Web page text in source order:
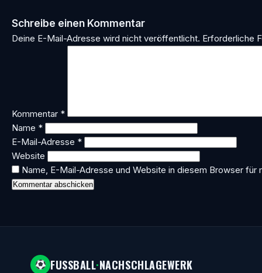
Schreibe einen Kommentar
Deine E-Mail-Adresse wird nicht veröffentlicht. Erforderliche
Kommentar *
Name *
E-Mail-Adresse *
Website
Name, E-Mail-Adresse und Website in diesem Browser für
FUSSBALL·NACHSCHLAGEWERK